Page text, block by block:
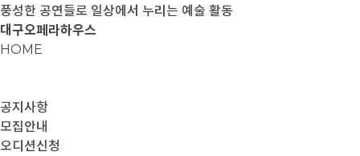
풍성한 공연들로 일상에서 누리는 예술 활동
대구오페라하우스
HOME
공지사항
모집안내
오디션신청